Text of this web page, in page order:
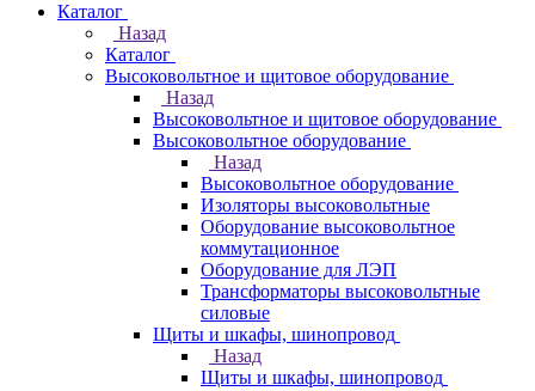
Каталог
Назад
Каталог
Высоковольтное и щитовое оборудование
Назад
Высоковольтное и щитовое оборудование
Высоковольтное оборудование
Назад
Высоковольтное оборудование
Изоляторы высоковольтные
Оборудование высоковольтное
коммутационное
Оборудование для ЛЭП
Трансформаторы высоковольтные
силовые
Щиты и шкафы, шинопровод
Назад
Щиты и шкафы, шинопровод